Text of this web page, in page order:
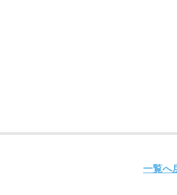
一覧へ